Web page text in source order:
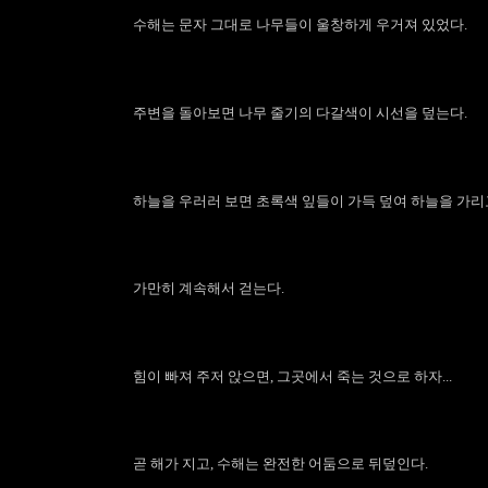
수해는 문자 그대로 나무들이 울창하게 우거져 있었다.
주변을 돌아보면 나무 줄기의 다갈색이 시선을 덮는다.
하늘을 우러러 보면 초록색 잎들이 가득 덮여 하늘을 가리
가만히 계속해서 걷는다.
힘이 빠져 주저 앉으면, 그곳에서 죽는 것으로 하자...
곧 해가 지고, 수해는 완전한 어둠으로 뒤덮인다.